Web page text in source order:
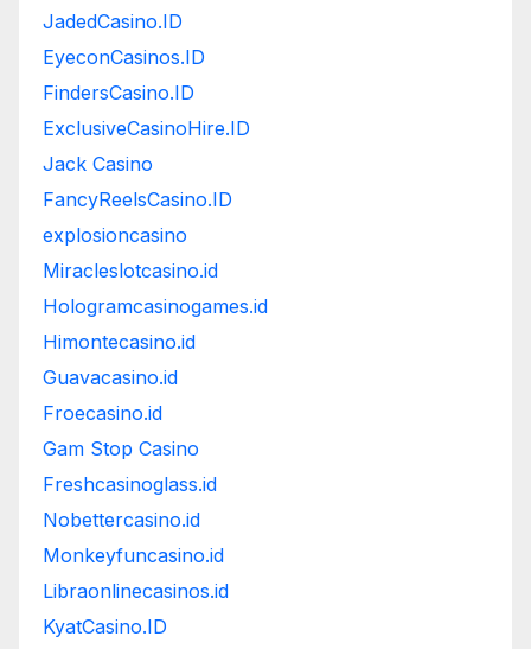
JadedCasino.ID
EyeconCasinos.ID
FindersCasino.ID
ExclusiveCasinoHire.ID
Jack Casino
FancyReelsCasino.ID
explosioncasino
Miracleslotcasino.id
Hologramcasinogames.id
Himontecasino.id
Guavacasino.id
Froecasino.id
Gam Stop Casino
Freshcasinoglass.id
Nobettercasino.id
Monkeyfuncasino.id
Libraonlinecasinos.id
KyatCasino.ID